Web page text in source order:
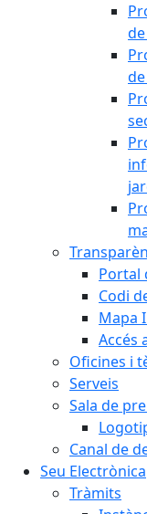
Portal
Codi
Mapa
Accés
Oficines i
Serveis
Sala de
Canal de
Seu Electrònica
Tràmits